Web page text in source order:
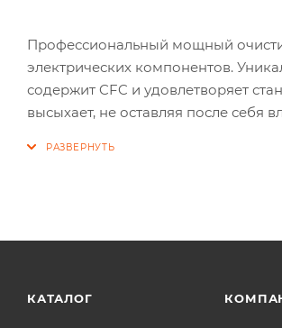
Профессиональный мощный
электрических компонентов.
содержит CFC и удовлетворяет
высыхает, не оставляя после себя
КАТАЛОГ